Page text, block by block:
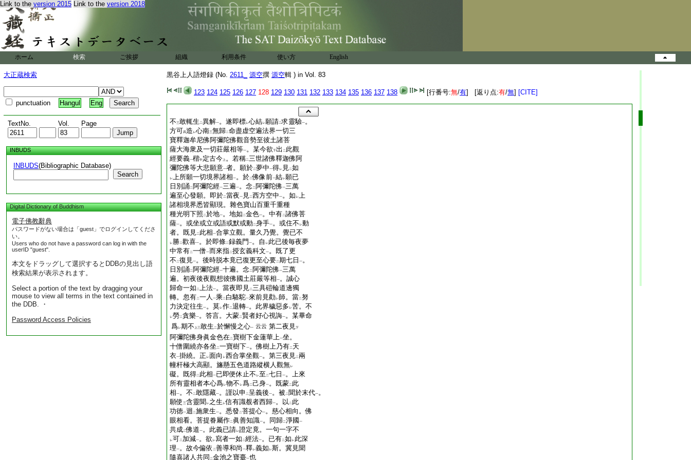
Link to the version 2015 Link to the version 2018
ホーム 検索 ご挨拶 組織 利用条件 使い方 English
大正蔵検索
punctuation Hangul Eng
TextNo. Vol. Page
INBUDS
INBUDS(Bibliographic Database)
Search
Digital Dictionary of Buddhism
電子佛教辭典
パスワードがない場合は「guest」でログインしてくださ
い。
Users who do not have a password can log in with the
userID "guest".
本文をドラッグして選択するとDDBの見出し語
検索結果が表示されます。
Select a portion of the text by dragging your
mouse to view all terms in the text contained in
the DDB. ・
Password Access Policies
黒谷上人語燈録 (No. 2611_ 源空撰 源空輯 ) in Vol. 83
123 124 125 126 127 128 129 130 131 132 133 134 135 136 137 138 [行番号:無/有] [返り点:有/無] [CITE]
不三敢輒生 二異解一。遂即標レ心結レ願請二求靈驗一。
方可四造 レ心南三無歸二命盡虚空遍法界一切三
寶釋迦牟尼佛阿彌陀佛觀音勢至彼土諸菩
薩大海衆及一切莊嚴相等一。某今欲下出 二 此觀
經要義一楷中定古今 上 。若稱二三世諸佛釋迦佛阿
彌陀佛等大悲願意一者。願於二夢中一得レ 見二如
レ上所願一切境界諸相一。於二佛像前一結レ願已
日別誦二 阿彌陀經一三遍一。念二 阿彌陀佛一三萬
遍至心發願。即於二當夜一 見二西方空中一。如 レ上
諸相境界悉皆顯現。雜色寶山百重千重種
種光明下照 二於地一。地如 二金色一。中有二諸佛菩
薩一。或坐或立或語或默或動二身手一。或住不 レ動
者。既見二 此相一合掌立觀。量久乃覺。覺已不
レ勝二歡喜一。於即條 二録義門 一。自 レ此已後毎夜夢
中常有二一僧一而來指二授玄義科文一。既了更
不 二復見一。後時脱本竟已復更至心要二期七日 一。
日別誦二 阿彌陀經一十遍。念二 阿彌陀佛一三萬
遍。初夜後夜觀想彼佛國土莊嚴等相一。誠心
歸命一如 二上法一。當夜即見二三具磑輪道邊獨
轉。忽有二一人 一乘 二 白駱駝一來前見勸レ師。當二努
力決定往生一。莫レ作二退轉一。此界穢惡多 レ苦。不
レ勞二貪樂一。答言。大蒙二賢者好心視誨一。某畢命
爲レ期不 上三敢生 二於懈慢之心一 云云 第二夜見下
阿彌陀佛身眞金色在二寶樹下金蓮華上一坐。
十僧圍繞亦各坐 二一寶樹下一。佛樹上乃有二 天
衣一掛繞。正 レ面向 レ西合掌坐觀一。第三夜見二兩
幢杆極大高顯。旛懸五色道路縱横人觀無レ
礙。既得二 此相一已即便休止不 レ至 二七日 一。上來
所有靈相者本心爲レ物不 レ爲二己身一。既蒙二 此
相一。不 二敢隱藏一。謹以申 二 呈義後一。被 二 聞於末代一。
願使 三含靈聞 レ之生 レ信有識覩者西歸一。以 二 此
功徳一迴 二施衆生一。悉發 二菩提心一。慈心相向。佛
眼相看。菩提眷屬作二 眞善知識一。同歸二淨國 一
共成二佛道一。此義已請レ證定竟。一句一字不
レ可二 加減一。欲 レ寫者一如 二經法一。已有二如 レ此深
理一。故今偏依 二善導和尚一釋レ義如 レ斯。冀見聞
隨喜諸人共同 二金池之寶臺一也